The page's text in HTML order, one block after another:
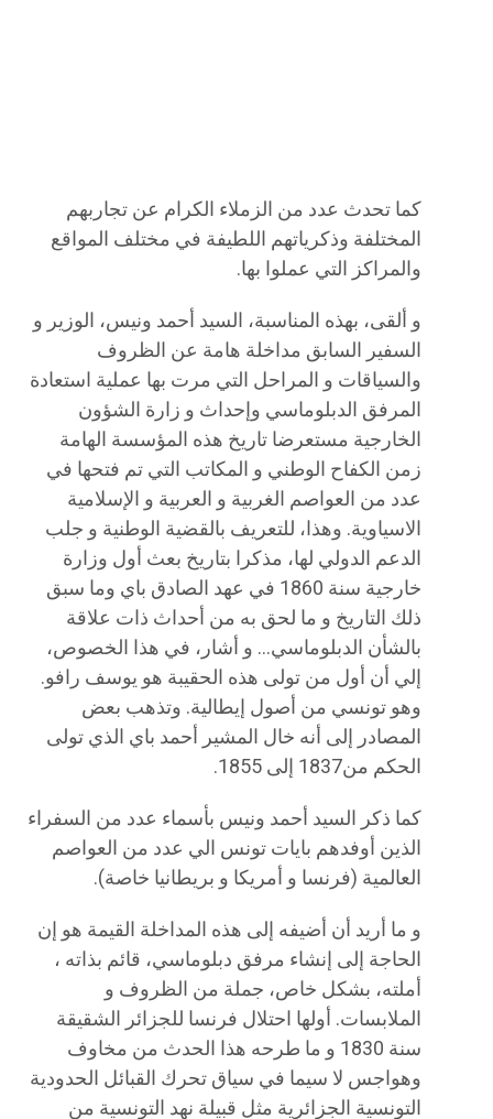
كما تحدث عدد من الزملاء الكرام عن تجاربهم
المختلفة وذكرياتهم اللطيفة في مختلف المواقع
والمراكز التي عملوا بها.
و ألقى، بهذه المناسبة، السيد أحمد ونيس، الوزير و
السفير السابق مداخلة هامة عن الظروف
والسياقات و المراحل التي مرت بها عملية استعادة
المرفق الدبلوماسي وإحداث و زارة الشؤون
الخارجية مستعرضا تاريخ هذه المؤسسة الهامة
زمن الكفاح الوطني و المكاتب التي تم فتحها في
عدد من العواصم الغربية و العربية و الإسلامية
الاسياوية. وهذا، للتعريف بالقضية الوطنية و جلب
الدعم الدولي لها، مذكرا بتاريخ بعث أول وزارة
خارجية سنة 1860 في عهد الصادق باي وما سبق
ذلك التاريخ و ما لحق به من أحداث ذات علاقة
بالشأن الدبلوماسي… و أشار، في هذا الخصوص،
إلي أن أول من تولى هذه الحقيبة هو يوسف رافو.
وهو تونسي من أصول إيطالية. وتذهب بعض
المصادر إلى أنه خال المشير أحمد باي الذي تولى
الحكم من1837 إلى 1855.
كما ذكر السيد أحمد ونيس بأسماء عدد من السفراء
الذين أوفدهم بايات تونس الي عدد من العواصم
العالمية (فرنسا و أمريكا و بريطانيا خاصة).
و ما أريد أن أضيفه إلى هذه المداخلة القيمة هو إن
الحاجة إلى إنشاء مرفق دبلوماسي، قائم بذاته ،
أملته، بشكل خاص، جملة من الظروف و
الملابسات. أولها احتلال فرنسا للجزائر الشقيقة
سنة 1830 و ما طرحه هذا الحدث من مخاوف
وهواجس لا سيما في سياق تحرك القبائل الحدودية
التونسية الجزائرية مثل قبيلة نهد التونسية من